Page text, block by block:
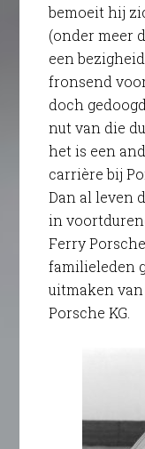
bemoeit hij
(onder meer
een
fronsend
doch
nut van die
het is een
carrière bij
Dan al leven
in
Ferry
familieleden
uitmaken
Porsche KG.